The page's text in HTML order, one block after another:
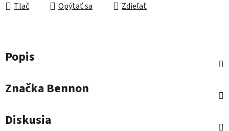
Tlač Opýtať sa Zdieľať
Popis
Značka Bennon
Diskusia